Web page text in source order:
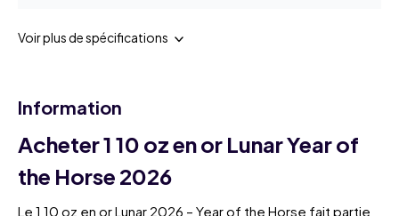
Voir plus de spécifications
Information
Acheter 1 10 oz en or Lunar Year of
the Horse 2026
Le 1 10 oz en or Lunar 2026 – Year of the Horse fait partie